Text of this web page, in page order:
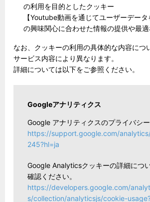
の利用を目的としたクッキー
【Youtube動画を通じてユーザーデー
の興味関心に合わせた情報の提供や最適
なお、クッキーの利用の具体的な内容につ
サービス内容により異なります。
詳細については以下をご参照ください。
Googleアナリティクス
Google アナリティクスのプライバシー
https://support.google.com/
245?hl=ja
Google Analyticsクッキーの詳細につ
確認ください。
https://developers.google.com/
s/collection/analyticsjs/cookie-